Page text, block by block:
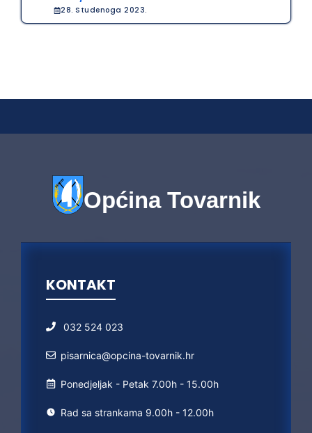
28. Studenoga 2023.
Općina Tovarnik
KONTAKT
032 524 023
pisarnica@opcina-tovarnik.hr
Ponedjeljak - Petak 7.00h - 15.00h
Rad sa strankama 9.00h - 12.00h